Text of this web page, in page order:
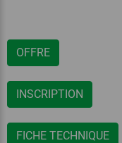
OFFRE
INSCRIPTION
FICHE TECHNIQUE